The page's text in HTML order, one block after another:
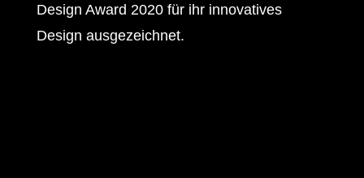
Design Award 2020 für ihr innovatives
Design ausgezeichnet.